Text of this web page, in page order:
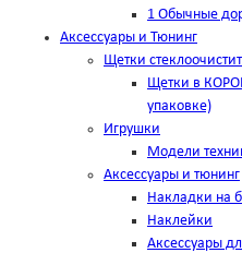
1 Обычные
Аксессуары и Тюнинг
Щетки
Щетки в
упаковке)
Игрушки
Модели
Аксессуары и тюнинг
Накладки на
Наклейки
Аксессуары